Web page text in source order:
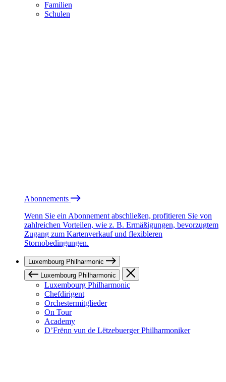
Familien
Schulen
Abonnements
Wenn Sie ein Abonnement abschließen, profitieren Sie von
zahlreichen Vorteilen, wie z. B. Ermäßigungen, bevorzugtem
Zugang zum Kartenverkauf und flexibleren
Stornobedingungen.
Luxembourg Philharmonic
Luxembourg Philharmonic
Luxembourg Philharmonic
Chefdirigent
Orchestermitglieder
On Tour
Academy
D’Frënn vun de Lëtzebuerger Philharmoniker